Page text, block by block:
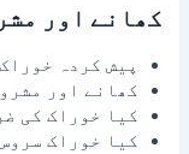
کھانے اور
پیش کردہ
کھانے اور
کیا خوراک کی
کیا خوراک